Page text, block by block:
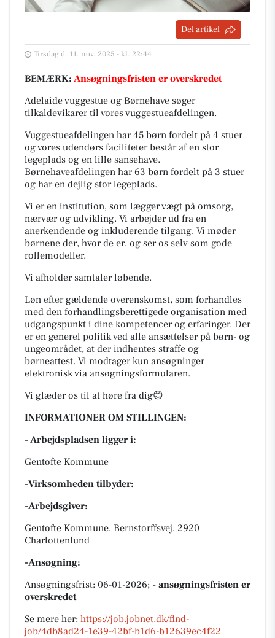
Del artikel
Tirsdag d. 11. nov. 2025 - kl. 22:44
BEMÆRK: Ansøgningsfristen er overskredet
Adelaide vuggestue og Børnehave søger
tilkaldevikarer til vores vuggestueafdelingen.
Vuggestueafdelingen har 45 børn fordelt på 4 stuer
og vores udendørs faciliteter består af en stor
legeplads og en lille sansehave.
Børnehaveafdelingen har 63 børn fordelt på 3 stuer
og har en dejlig stor legeplads.
Vi er en institution, som lægger vægt på omsorg,
nærvær og udvikling. Vi arbejder ud fra en
anerkendende og inkluderende tilgang. Vi møder
børnene der, hvor de er, og ser os selv som gode
rollemodeller.
Vi afholder samtaler løbende.
Løn efter gældende overenskomst, som forhandles
med den forhandlingsberettigede organisation med
udgangspunkt i dine kompetencer og erfaringer. Der
er en generel politik ved alle ansættelser på børn- og
ungeområdet, at der indhentes straffe og
børneattest. Vi modtager kun ansøgninger
elektronisk via ansøgningsformularen.
Vi glæder os til at høre fra dig😊
INFORMATIONER OM STILLINGEN:
- Arbejdspladsen ligger i:
Gentofte Kommune
-Virksomheden tilbyder:
-Arbejdsgiver:
Gentofte Kommune, Bernstorffsvej, 2920
Charlottenlund
-Ansøgning:
Ansøgningsfrist: 06-01-2026; - ansøgningsfristen er
overskredet
Se mere her: https://job.jobnet.dk/find-
job/4db8ad24-1e39-42bf-b1d6-b12639ec4f22